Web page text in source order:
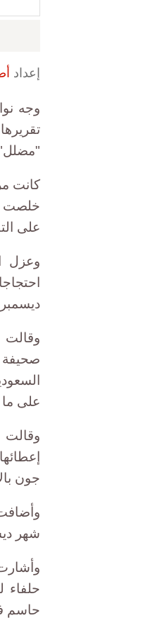
إعداد
وجه
كانت
خلصت
على
ديسمبر 2013، وألقت قوات الأمن القبض على ألوف من قادة ومؤيدي الجماعة.
وقالت
صحيفة
على ما
وقالت
جون
شهر
حلفاء
حاسم